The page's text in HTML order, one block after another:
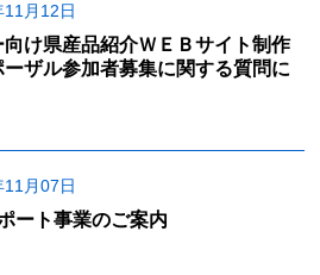
11月12日
け県産品紹介ＷＥＢサイト制作
ザル参加者募集に関する質問に
11月07日
ート事業のご案内